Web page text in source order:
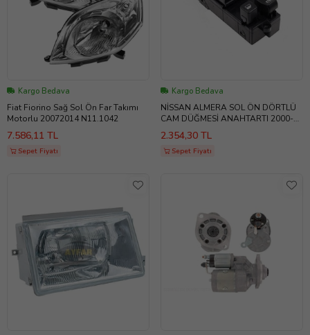
Kargo Bedava
Fiat Fiorino Sağ Sol Ön Far Takımı
Motorlu 20072014 N11.1042
7.586,11 TL
Sepet Fiyatı
Kargo Bedava
NİSSAN ALMERA SOL ÖN DÖRTLÜ
CAM DÜĞMESİ ANAHTARTI 2000-
-2008
2.354,30 TL
Sepet Fiyatı